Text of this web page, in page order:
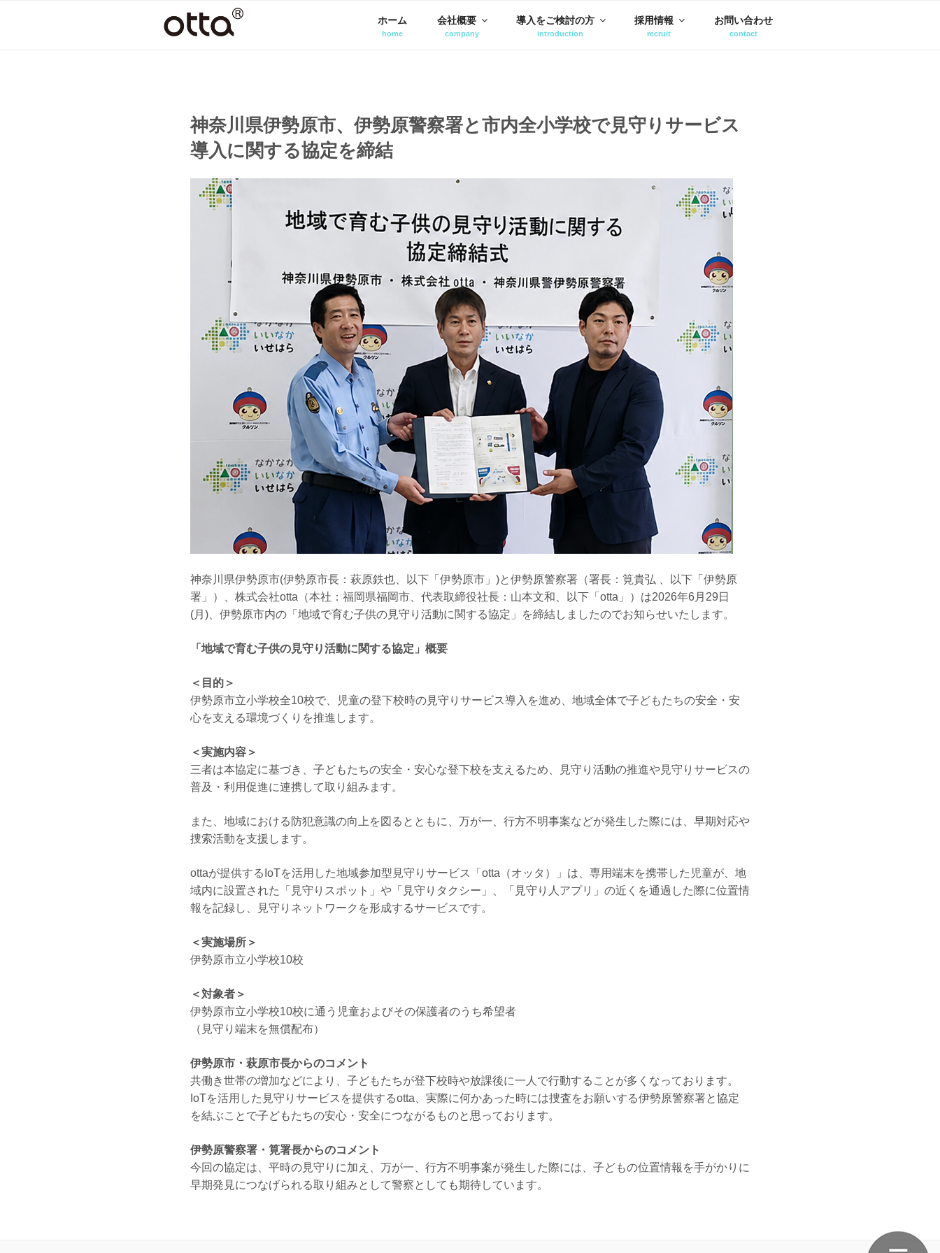
ホーム 会社概要 導入をご検討の方 採用情報 お問い合わせ
神奈川県伊勢原市、伊勢原警察署と市内全小学校で見守りサービス
導入に関する協定を締結
神奈川県伊勢原市(伊勢原市長：萩原鉄也、以下「伊勢原市」)と伊勢原警察署（署長：筧貴弘 、以下「伊勢原
署」）、株式会社otta（本社：福岡県福岡市、代表取締役社長：山本文和、以下「otta」）は2026年6月29日
(月)、伊勢原市内の「地域で育む子供の見守り活動に関する協定」を締結しましたのでお知らせいたします。
「地域で育む子供の見守り活動に関する協定」概要
＜目的＞
伊勢原市立小学校全10校で、児童の登下校時の見守りサービス導入を進め、地域全体で子どもたちの安全・安
心を支える環境づくりを推進します。
＜実施内容＞
三者は本協定に基づき、子どもたちの安全・安心な登下校を支えるため、見守り活動の推進や見守りサービスの
普及・利用促進に連携して取り組みます。
また、地域における防犯意識の向上を図るとともに、万が一、行方不明事案などが発生した際には、早期対応や
捜索活動を支援します。
ottaが提供するIoTを活用した地域参加型見守りサービス「otta（オッタ）」は、専用端末を携帯した児童が、地
域内に設置された「見守りスポット」や「見守りタクシー」、「見守り人アプリ」の近くを通過した際に位置情
報を記録し、見守りネットワークを形成するサービスです。
＜実施場所＞
伊勢原市立小学校10校
＜対象者＞
伊勢原市立小学校10校に通う児童およびその保護者のうち希望者
（見守り端末を無償配布）
伊勢原市・萩原市長からのコメント
共働き世帯の増加などにより、子どもたちが登下校時や放課後に一人で行動することが多くなっております。
IoTを活用した見守りサービスを提供するotta、実際に何かあった時には捜査をお願いする伊勢原警察署と協定
を結ぶことで子どもたちの安心・安全につながるものと思っております。
伊勢原警察署・筧署長からのコメント
今回の協定は、平時の見守りに加え、万が一、行方不明事案が発生した際には、子どもの位置情報を手がかりに
早期発見につなげられる取り組みとして警察としても期待しています。